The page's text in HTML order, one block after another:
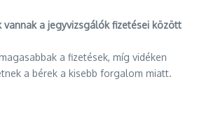
vannak a jegyvizsgálók fizetései között
a fizetések, míg vidéken
a bérek a kisebb forgalom miatt.